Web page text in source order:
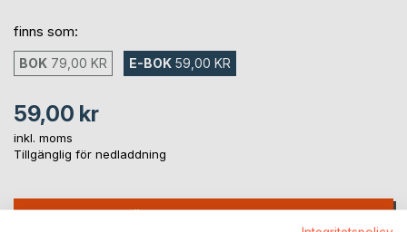
finns som:
BOK 79,00 KR E-BOK 59,00 KR
59,00 kr
inkl. moms
Tillgänglig för nedladdning